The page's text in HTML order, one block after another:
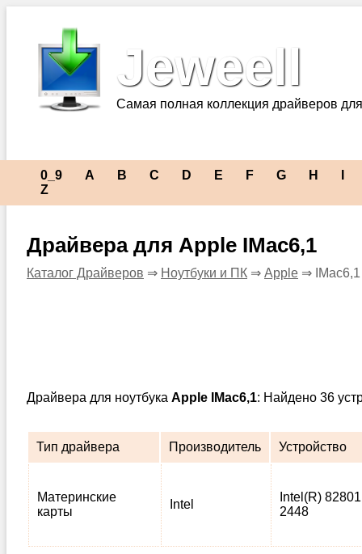
Jeweell
Самая полная коллекция драйверов
0_9 A B C D E F G H
Z
Драйвера для Apple IMac6,1
Каталог Драйверов ⇒ Ноутбуки и ПК ⇒ Apple ⇒ IMac6,1
Драйвера для ноутбука Apple IMac6,1: Найдено 36
Тип драйвера Производитель Устройство
Материнские
карты
Intel
Intel(R)
2448